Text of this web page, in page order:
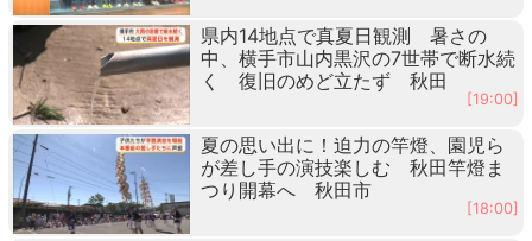
県内14地点で真夏日観測 暑さの
中、横手市山内黒沢の7世帯で断水続
く 復旧のめど立たず 秋田
[19:00]
夏の思い出に！迫力の竿燈、園児ら
が差し手の演技楽しむ 秋田竿燈ま
つり開幕へ 秋田市
[18:00]